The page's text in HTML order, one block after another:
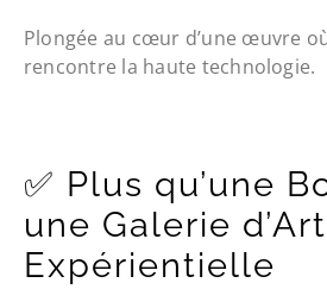
Plongée au cœur d’une œuvre
rencontre la haute technologie.
✅ Plus qu’une
une Galerie d’Art
Expérientielle